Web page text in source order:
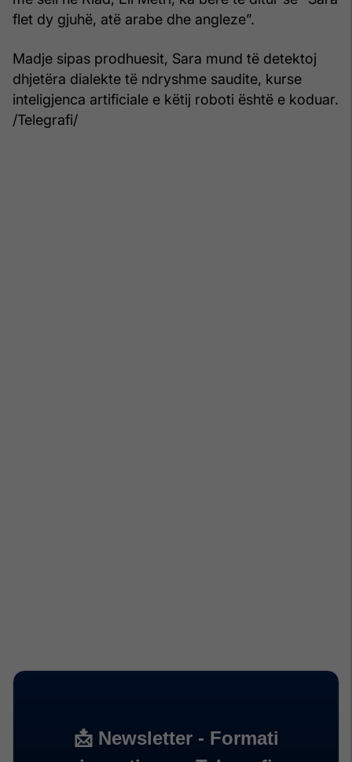
flet dy gjuhë, atë arabe dhe angleze”.
Madje sipas prodhuesit, Sara mund të detektoj
dhjetëra dialekte të ndryshme saudite, kurse
inteligjenca artificiale e këtij roboti është e koduar.
/Telegrafi/